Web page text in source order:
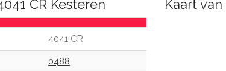
CR Kesteren
4041 CR
0488
Kaart van